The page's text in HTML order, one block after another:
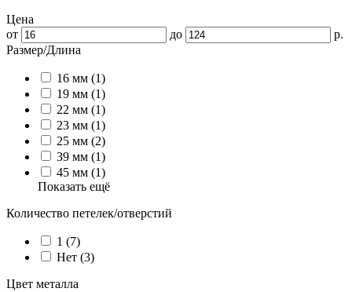
Цена
от
до
р.
Размер/Длина
16 мм (1)
19 мм (1)
22 мм (1)
23 мм (1)
25 мм (2)
39 мм (1)
45 мм (1)
Показать ещё
Количество петелек/отверстий
1 (7)
Нет (3)
Цвет металла